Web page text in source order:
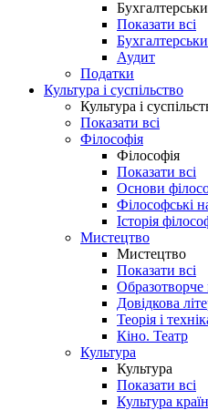
Показати всі
Аудит
Податки
Культура і суспільство
Культура і
Показати всі
Філософія
Філософія
Показати всі
Основи
Філософські
Історія
Мистецтво
Мистецтво
Показати всі
Образотворче
Довідкова
Теорія і
Кіно. Театр
Культура
Культура
Показати всі
Культура